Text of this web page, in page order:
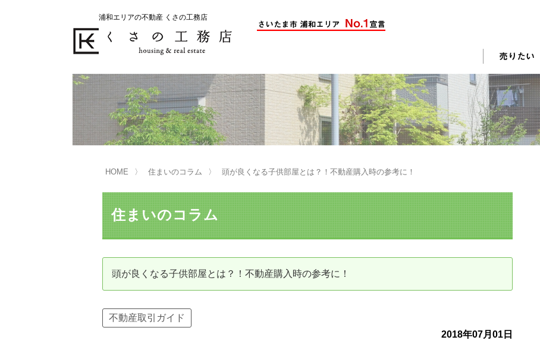
浦和エリアの不動産 くさの工務店
不動産の売却をお考えのお客様
くさの工務店が選ばれる理由 売却活動 売却されたお客様の声
買い替えサポート はじめての売却 不動産売却成功のコツ
不動産の相続 売却前の修繕・リフォーム
売却の流れ（手順）
不動産売却の詳しい流れ
不動産の購入をお考えのお客様
くさの工務店が選ばれる理由 購入されたお客様の声 不動産購入に関するよくある質問
住宅ローン控除・消費税について
リニュアル仲介とは
資産価値の減りにくい住宅購入 中古だから安心して購入できる仕組み リニュアル仲介で実現する豊かな
HOME 住まいのコラム 頭が良くなる子供部屋とは？！不動産購入時の参考に！
住まいのコラム
頭が良くなる子供部屋とは？！不動産購入時の参考に！
不動産取引ガイド
2018年07月01日